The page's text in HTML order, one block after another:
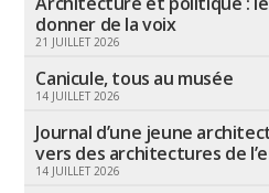
donner de la voix
21 JUILLET 2026
Canicule, tous au musée
14 JUILLET 2026
Journal d’une jeune
vers des architectures de
14 JUILLET 2026